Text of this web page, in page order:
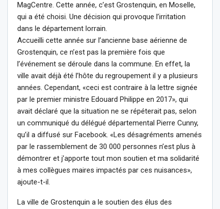
MagCentre. Cette année, c’est Grostenquin, en Moselle,
qui a été choisi. Une décision qui provoque l’irritation
dans le département lorrain.
Accueilli cette année sur l’ancienne base aérienne de
Grostenquin, ce n’est pas la première fois que
l’événement se déroule dans la commune. En effet, la
ville avait déjà été l’hôte du regroupement il y a plusieurs
années. Cependant, «ceci est contraire à la lettre signée
par le premier ministre Edouard Philippe en 2017», qui
avait déclaré que la situation ne se répéterait pas, selon
un communiqué du délégué départemental Pierre Cunny,
qu’il a diffusé sur Facebook. «Les désagréments amenés
par le rassemblement de 30 000 personnes n’est plus à
démontrer et j’apporte tout mon soutien et ma solidarité
à mes collègues maires impactés par ces nuisances»,
ajoute-t-il.
La ville de Grostenquin a le soutien des élus des